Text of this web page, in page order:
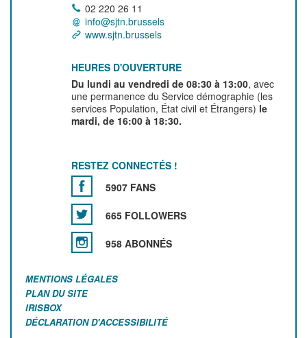
02 220 26 11
info@sjtn.brussels
www.sjtn.brussels
HEURES D'OUVERTURE
Du lundi au vendredi de 08:30 à 13:00, avec
une permanence du Service démographie (les
services Population, État civil et Étrangers) le
mardi, de 16:00 à 18:30.
RESTEZ CONNECTÉS !
5907 FANS
665 FOLLOWERS
958 ABONNÉS
MENTIONS LÉGALES
PLAN DU SITE
IRISBOX
DÉCLARATION D'ACCESSIBILITÉ